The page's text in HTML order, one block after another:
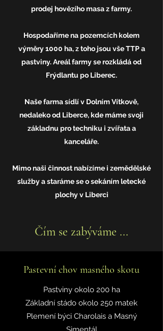
Čím se zabýváme ...
Pastevní chov masného skotu
Pastviny okolo 200 ha
Základní stádo okolo 250 matek
Plemení býci Charolais a Masný
prodej hovězího masa z farmy.
Hospodaříme na pozemcích kolem
výměry 1000 ha, z toho jsou vše TTP a
pastviny. Areál farmy se rozkládá od
Frýdlantu po Liberec.
Naše farma sídlí v Dolním Vítkově,
nedaleko od Liberce, kde máme svoji
základnu pro techniku i zvířata a
kanceláře.
Mimo naši činnost nabízíme i zemědělské
služby a staráme se o sekáním letecké
plochy v Liberci